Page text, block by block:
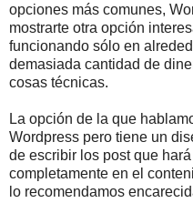
opciones más comunes,
mostrarte otra opción
funcionando sólo en
demasiada cantidad de
cosas técnicas.
La opción de la que
Wordpress pero tiene un
de escribir los post que
completamente en el
lo recomendamos